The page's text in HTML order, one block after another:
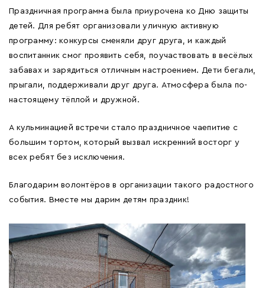
Праздничная программа была приурочена ко Дню защиты
детей. Для ребят организовали уличную активную
программу: конкурсы сменяли друг друга, и каждый
воспитанник смог проявить себя, поучаствовать в весёлых
забавах и зарядиться отличным настроением. Дети бегали,
прыгали, поддерживали друг друга. Атмосфера была по-
настоящему тёплой и дружной.
А кульминацией встречи стало праздничное чаепитие с
большим тортом, который вызвал искренний восторг у
всех ребят без исключения.
Благодарим волонтёров в организации такого радостного
события. Вместе мы дарим детям праздник!